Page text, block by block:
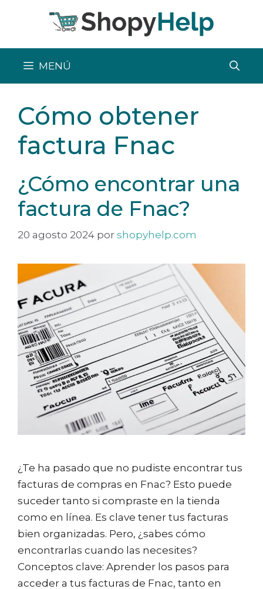
MENÚ
Cómo obtener
factura Fnac
¿Cómo encontrar una
factura de Fnac?
20 agosto 2024 por shopyhelp.com
¿Te ha pasado que no pudiste encontrar tus
facturas de compras en Fnac? Esto puede
suceder tanto si compraste en la tienda
como en línea. Es clave tener tus facturas
bien organizadas. Pero, ¿sabes cómo
encontrarlas cuando las necesites?
Conceptos clave: Aprender los pasos para
acceder a tus facturas de Fnac, tanto en